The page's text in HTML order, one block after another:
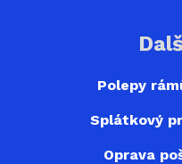
Polepy
Splátkový
Oprava